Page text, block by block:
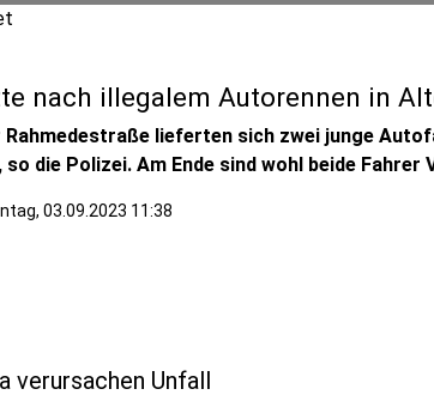
nach illegalem Autorennen in
Rahmedestraße lieferten sich zwei junge
so die Polizei. Am Ende sind wohl beide Fahrer
03.09.2023 11:38
verursachen Unfall